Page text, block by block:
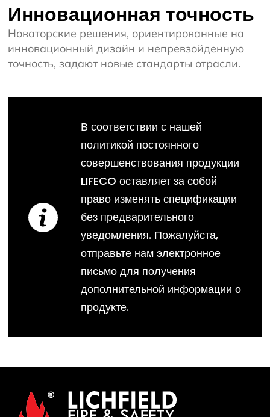
Инновационная точность
Новаторские решения, ориентированные на
инновационный дизайн и непревзойденную
точность, задают новые стандарты отрасли.
В соответствии с нашей
политикой постоянного
совершенствования продукции
LIFECO оставляет за собой
право изменять спецификации
без предварительного
уведомления. Пожалуйста,
отправьте нам электронное
письмо для получения
дополнительной информации о
продукте.